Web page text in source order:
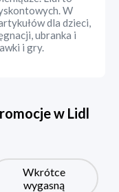
W
dla dzieci,
ubranka i
i gry.
w Lidl
Wkrótce
wygasną